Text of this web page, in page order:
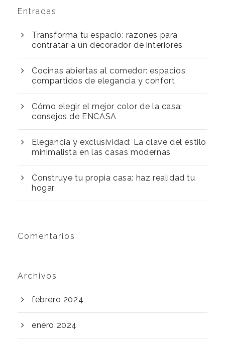
Entradas
Transforma tu espacio: razones para
contratar a un decorador de interiores
Cocinas abiertas al comedor: espacios
compartidos de elegancia y confort
Cómo elegir el mejor color de la casa:
consejos de ENCASA
Elegancia y exclusividad: La clave del estilo
minimalista en las casas modernas
Construye tu propia casa: haz realidad tu
hogar
Comentarios
Archivos
febrero 2024
enero 2024